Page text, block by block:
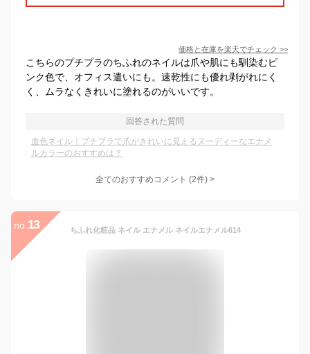
価格と在庫を楽天でチェック >>
こちらのプチプラのちふれのネイルは爪や肌にも馴染むピ
ンク色で、オフィス遣いにも。速乾性にも優れ剥がれにく
く、ムラなくきれいに塗れるのがいいです。
回答された質問
血色ネイル｜プチプラで爪がきれいに見えるヌーディーなエナメ
ルカラーのおすすめは？
全てのおすすめコメント (2件) >
no. 13 ちふれ化粧品 ネイル エナメル ネイルエナメル614